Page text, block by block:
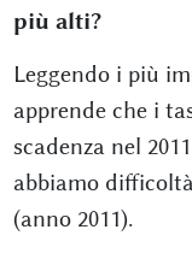
più alti?
Leggendo i più
apprende che i
scadenza nel
abbiamo
(anno 2011).